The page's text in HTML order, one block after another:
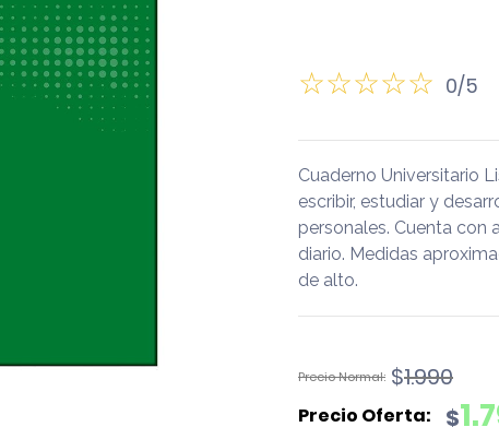
0/5
Cuaderno Universitario
escribir, estudiar y
personales. Cuenta con
diario. Medidas
de alto.
$1.990
El
original
$
El
actual